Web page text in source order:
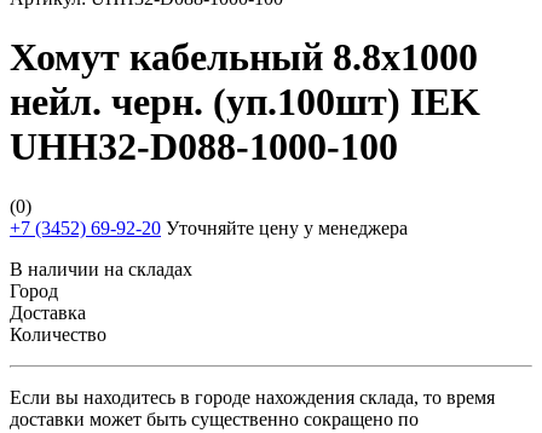
Хомут кабельный 8.8х1000
нейл. черн. (уп.100шт) IEK
UHH32-D088-1000-100
(0)
+7 (3452) 69-92-20 Уточняйте цену у менеджера
В наличии на складах
Город
Доставка
Количество
Если вы находитесь в городе нахождения склада, то время
доставки может быть существенно сокращено по